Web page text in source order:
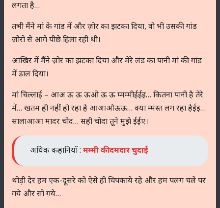
लगता है…
तभी मैंने मां के गांड में और ज़ोर का झटका दिया, वो भी उसकी गांड
ज़ोरो से आगे पीछे हिला रही थी।
आखिर में मैंने ज़ोर का झटका दिया और मेरे लंड का पानी मां की गांड
में डाल दिया।
मां चिल्लाई – आअ ऊ ऊ ऊओ ऊ ऊ म्मम्मीईईइ… कितना पानी है तेरे
में… खतम ही नहीं हो रहा है आआऔऊऊ… क्या म्मस्त लग रहा हैईइ…
सालाआआ मादर चोद… सही चोदा तूने मुझे ईईए।
अधिक कहानियाँ : मम्मी की दमदार चुदाई
थोड़ी देर हम एक-दूसरे को ऐसे ही चिपकाये रहे और हम पलंग चले पर
गये और सो गये…